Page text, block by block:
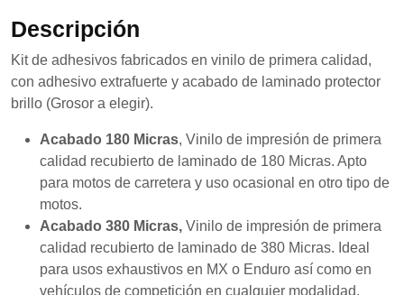
Descripción
Kit de adhesivos fabricados en vinilo de primera calidad,
con adhesivo extrafuerte y acabado de laminado protector
brillo (Grosor a elegir).
Acabado 180 Micras, Vinilo de impresión de primera
calidad recubierto de laminado de 180 Micras. Apto
para motos de carretera y uso ocasional en otro tipo de
motos.
Acabado 380 Micras, Vinilo de impresión de primera
calidad recubierto de laminado de 380 Micras. Ideal
para usos exhaustivos en MX o Enduro así como en
vehículos de competición en cualquier modalidad.
desaparecerán
Marketing
intereses y
comportamiento
nuestro sitio,
aumentas la
posibilidad de
ofertas
personalizados.